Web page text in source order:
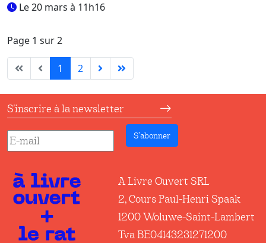
Le 20 mars à 11h16
Page 1 sur 2
1 2
S'inscrire à la newsletter
S’abonner
A Livre Ouvert SRL
2, Cours Paul-Henri Spaak
1200 Woluwe-Saint-Lambert
Tva BE04143231271200